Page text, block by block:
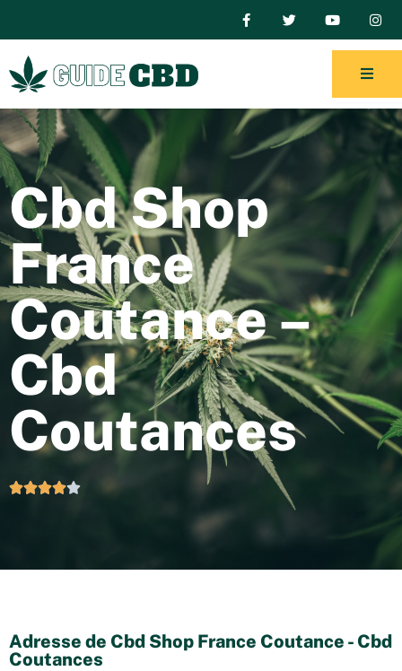
Cbd Shop
France
Coutance –
Cbd
Coutances

Adresse de Cbd Shop France Coutance - Cbd
Coutances